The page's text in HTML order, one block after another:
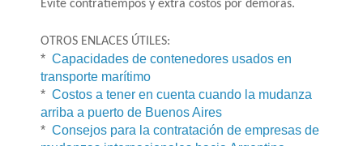
Evite contratiempos y extra costos por demoras.
OTROS ENLACES ÚTILES:
* Capacidades de contenedores usados en
transporte marítimo
* Costos a tener en cuenta cuando la mudanza
arriba a puerto de Buenos Aires
* Consejos para la contratación de empresas de